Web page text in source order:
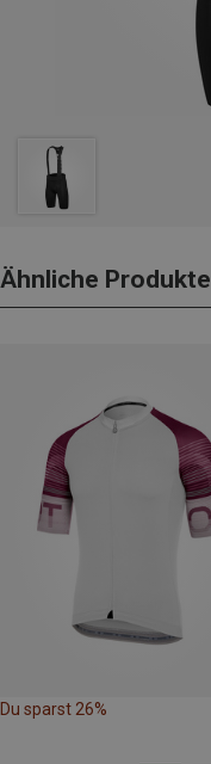
Ähnliche Produkte
Du sparst 26%